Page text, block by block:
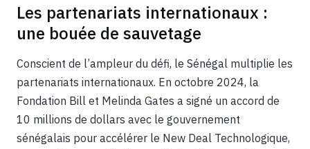
Les partenariats internationaux :
une bouée de sauvetage
Conscient de l’ampleur du défi, le Sénégal multiplie les
partenariats internationaux. En octobre 2024, la
Fondation Bill et Melinda Gates a signé un accord de
10 millions de dollars avec le gouvernement
sénégalais pour accélérer le New Deal Technologique,